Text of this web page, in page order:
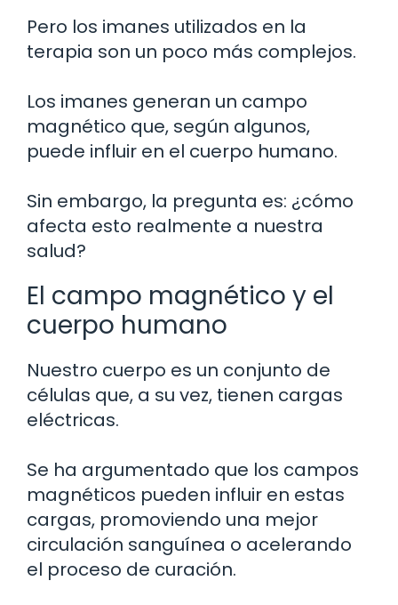
Pero los imanes utilizados en la
terapia son un poco más complejos.
Los imanes generan un campo
magnético que, según algunos,
puede influir en el cuerpo humano.
Sin embargo, la pregunta es: ¿cómo
afecta esto realmente a nuestra
salud?
El campo magnético y el
cuerpo humano
Nuestro cuerpo es un conjunto de
células que, a su vez, tienen cargas
eléctricas.
Se ha argumentado que los campos
magnéticos pueden influir en estas
cargas, promoviendo una mejor
circulación sanguínea o acelerando
el proceso de curación.